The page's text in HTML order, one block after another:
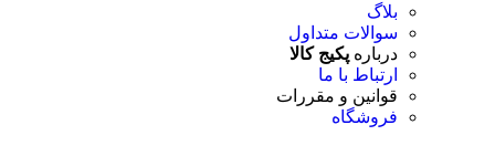
بلاگ
سوالات متداول
درباره پکیج کالا
ارتباط با ما
قوانین و مقررات
فروشگاه